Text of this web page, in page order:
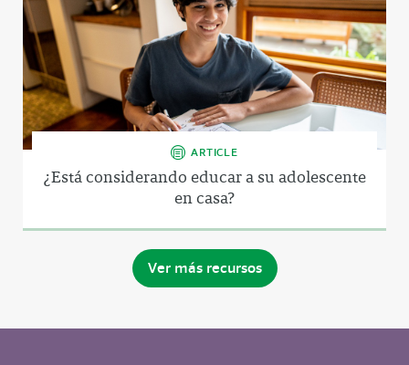
ARTICLE
¿Está considerando educar a su adolescente
en casa?
Ver más recursos